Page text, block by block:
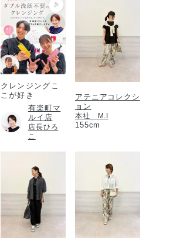
クレンジングこ
こが好き
有楽町マ
ルイ店
店長ひろ
こ
アテニアコレクシ
ョン
本社 M.I
155cm